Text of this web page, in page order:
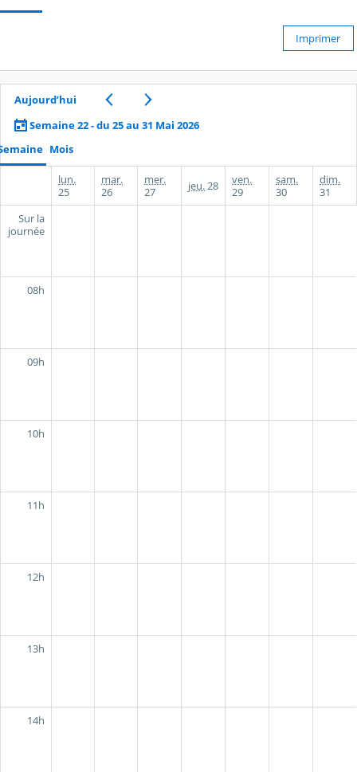
Imprimer
Aujourd’hui
Semaine 22 - du 25 au 31 Mai 2026
Mois
lun.
25
mar.
26
mer.
27
jeu.28
ven.
29
sam.
30
dim.
31
Sur la
journée
08h
09h
10h
11h
12h
13h
14h